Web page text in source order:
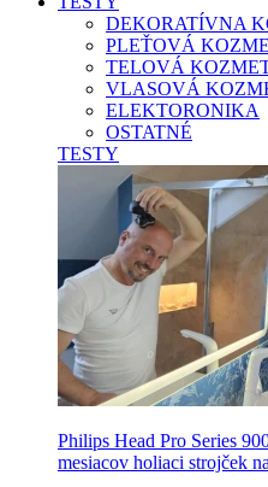
DEKORATÍVNA
PLEŤOVÁ
TELOVÁ
VLASOVÁ
ELEKTORONIKA
OSTATNÉ
TESTY
Philips Head Pro Series
mesiacov holiaci strojček